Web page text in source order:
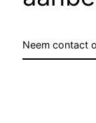
Neem contact